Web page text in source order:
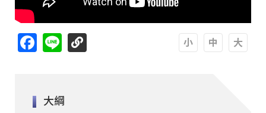
Facebook
Line
大綱